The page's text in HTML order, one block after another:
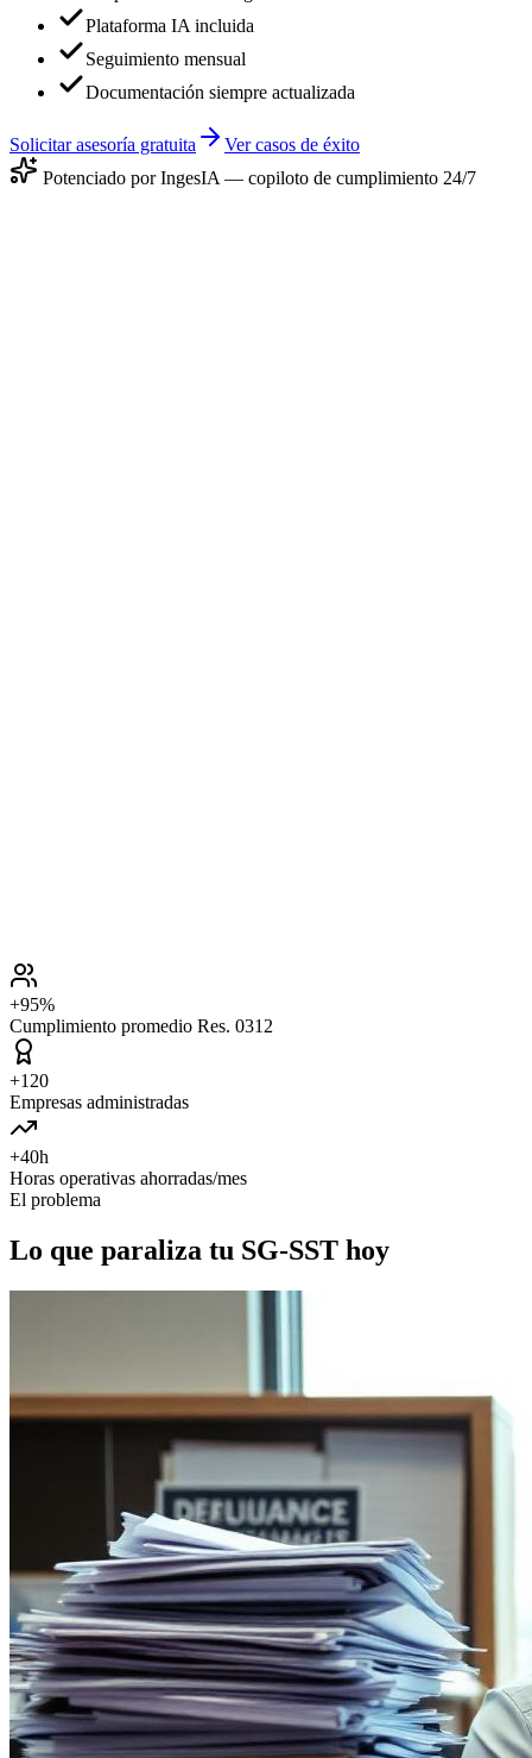
Plataforma IA incluida
Seguimiento mensual
Documentación siempre actualizada
Solicitar asesoría gratuita
Ver casos de éxito
Potenciado por IngesIA — copiloto de cumplimiento 24/7
+95%
Cumplimiento promedio Res. 0312
+120
Empresas administradas
+40h
Horas operativas ahorradas/mes
El problema
Lo que paraliza tu SG-SST hoy